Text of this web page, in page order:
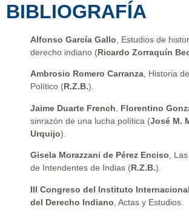
BIBLIOGRAFÍA
Alfonso García Gallo , Estudios de
derecho indiano (Ricardo Zorraquín
Ambrosio Romero Carranza, Historia
Político (R.Z.B.).
Jaime Duarte French Florentino
sinrazón de una lucha política (José M.
Urquijo).
Gisela Morazzani de Pérez Enciso,
de Intendentes de Indias (R.Z.B.).
III Congreso del Instituto
del Derecho Indiano , Actas y Estudios.